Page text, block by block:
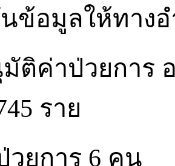
ข้อมูลให้ทาง
ติค่าป่วยการ
ราย
วยการ 6 คน